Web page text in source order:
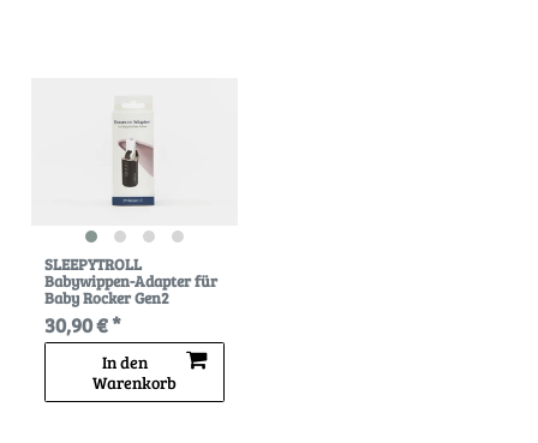
SLEEPYTROLL
Babywippen-Adapter für
Baby Rocker Gen2
30,90 € *
In den
Warenkorb